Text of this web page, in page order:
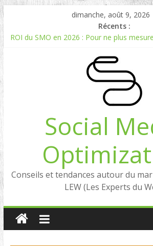
dimanche, août 9, 2026
Récents :
ROI du SMO en 2026 : Pour ne plus
Experts en Social Listening en France : qui
Reddit, la brique manquante entre Social
Comment votre e-réputation dépend du
Social
Conseils et tendances autour du
LEW (Les Experts du